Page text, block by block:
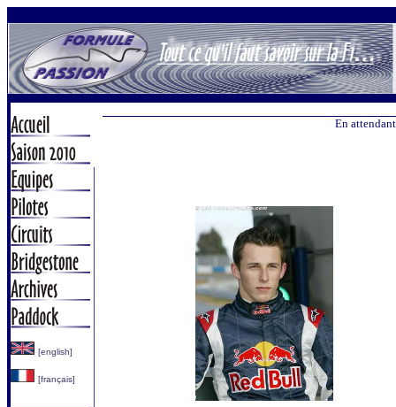
[english]
[français]
En